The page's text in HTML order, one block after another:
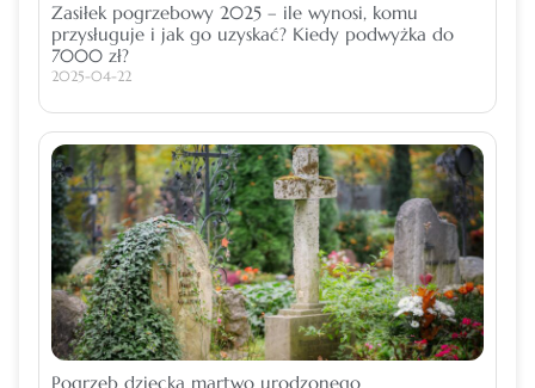
Zasiłek pogrzebowy 2025 – ile wynosi, komu
przysługuje i jak go uzyskać? Kiedy podwyżka do
7000 zł?
2025-04-22
Pogrzeb dziecka martwo urodzonego